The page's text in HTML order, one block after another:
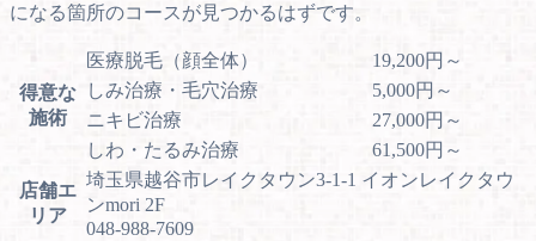
になる箇所のコースが見つかるはずです。
得意な
施術
医療脱毛（顔全体）
19,200円～
しみ治療・毛穴治療
5,000円～
ニキビ治療
27,000円～
しわ・たるみ治療
61,500円～
店舗エ
リア
埼玉県越谷市レイクタウン3-1-1 イオンレイクタウ
ンmori 2F
048-988-7609